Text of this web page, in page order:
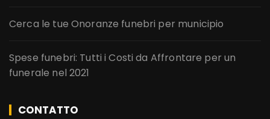
Cerca le tue Onoranze funebri per municipio
Spese funebri: Tutti i Costi da Affrontare per un
funerale nel 2021
CONTATTO